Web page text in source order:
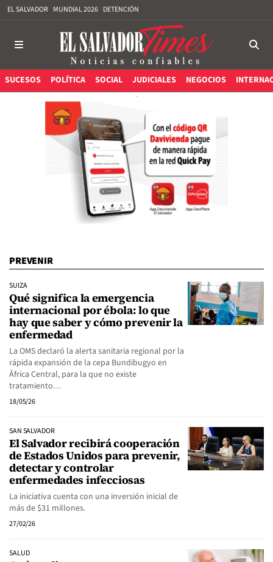
EL SALVADOR MUNDIAL 2026 DETENCIÓN
SUCESOS POLÍTICA SOCIAL JUDICIALES NEGOCIOS
PREVENIR
SUIZA
Qué significa la emergencia
internacional por ébola: lo que
hay que saber y cómo prevenir la
enfermedad
La OMS declaró la alerta sanitaria regional por la
rápida expansión de la cepa Bundibugyo en
África Central, para la que no existe
tratamiento…
18/05/26
SAN SALVADOR
El Salvador recibirá cooperación
de Estados Unidos para prevenir,
detectar y controlar
enfermedades infecciosas
La iniciativa cuenta con una inversión inicial de
más de $31 millones.
27/02/26
SALUD